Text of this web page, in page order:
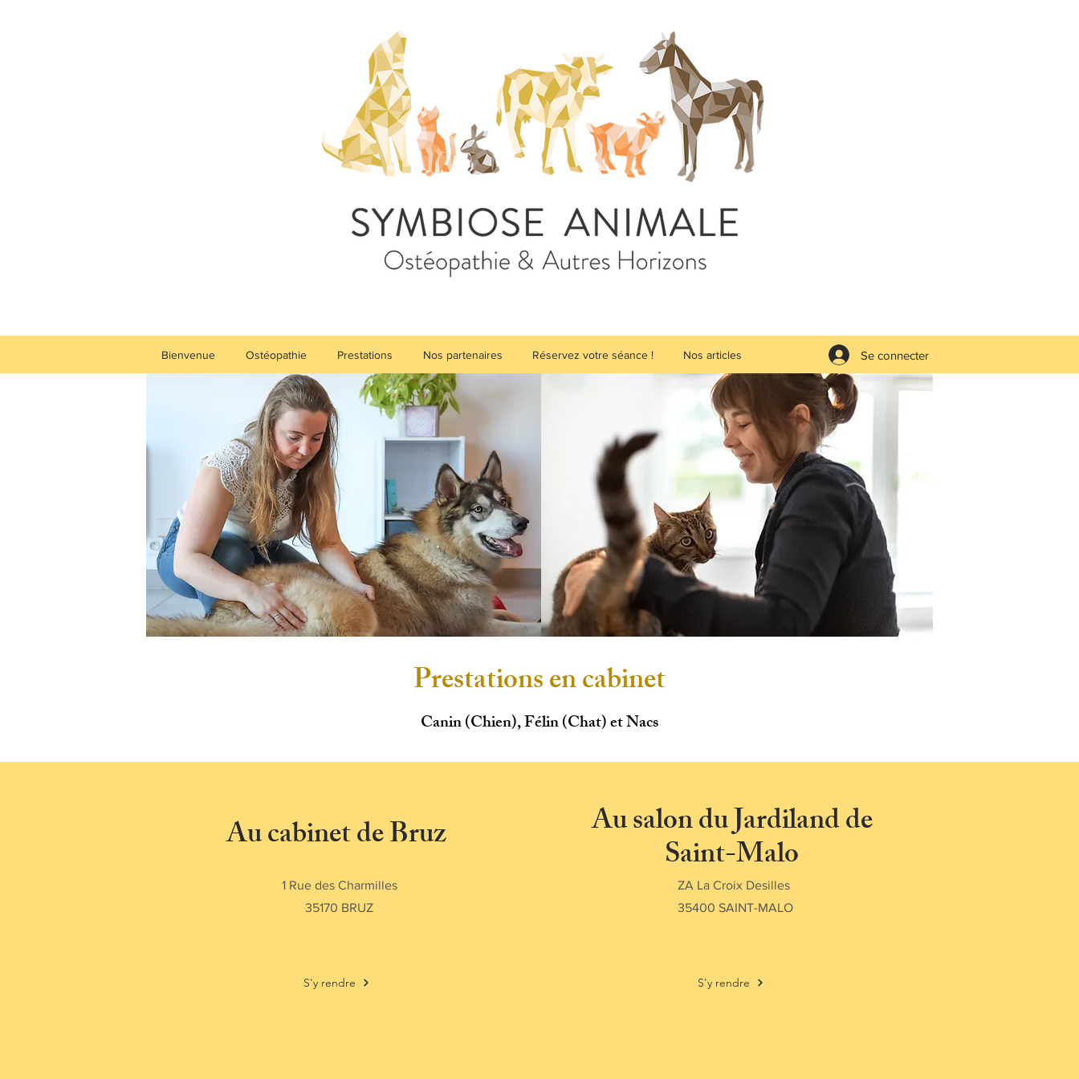
Bienvenue Ostéopathie Prestations Nos partenaires Réservez votre séance ! Nos articles Se connecter
Prestations en cabinet
Canin (Chien), Félin (Chat) et Nacs
Au cabinet de Bruz
1 Rue des Charmilles
35170 BRUZ
S'y rendre
Au salon du Jardiland de
Saint-Malo
ZA La Croix Desilles
35400 SAINT-MALO
S'y rendre